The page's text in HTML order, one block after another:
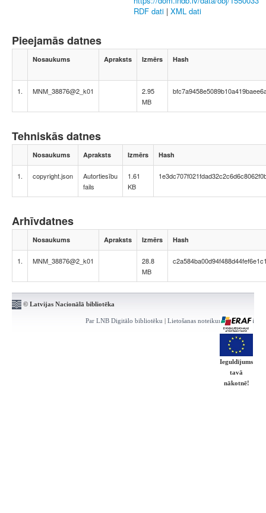
RDF dati | XML dati
Pieejamās datnes
Nosaukums Apraksts Izmērs Hash
1. MNM_38876@2_k01
2.95
MB
Tehniskās datnes
Nosaukums Apraksts Izmērs Hash
1. copyright.json
Autortiesību
fails
1.61
KB
Arhīvdatnes
Nosaukums Apraksts Izmērs Hash
1. MNM_38876@2_k01
28.8
MB
© Latvijas Nacionālā bibliotēka
Par LNB Digitālo bibliotēku | Lietošanas noteikumi | Kontakti
Ieguldījums
tavā
nākotnē!